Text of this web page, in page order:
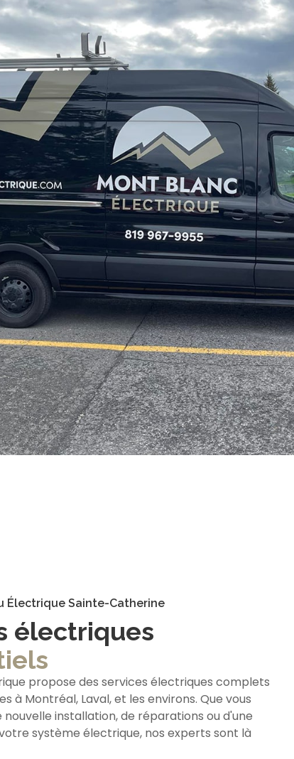
Électrique Sainte-Catherine
électriques
propose des services électriques complets
à Montréal, Laval, et les environs. Que vous
nouvelle installation, de réparations ou d'une
système électrique, nos experts sont là